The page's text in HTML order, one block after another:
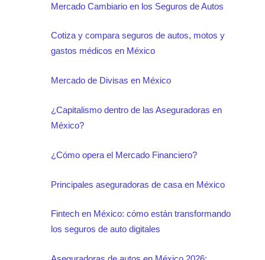
Mercado Cambiario en los Seguros de Autos
Cotiza y compara seguros de autos, motos y
gastos médicos en México
Mercado de Divisas en México
¿Capitalismo dentro de las Aseguradoras en
México?
¿Cómo opera el Mercado Financiero?
Principales aseguradoras de casa en México
Fintech en México: cómo están transformando
los seguros de auto digitales